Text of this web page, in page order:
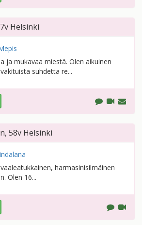
Helsinki
ja mukavaa miestä. Olen aikuinen
suhdetta re...
, 58v Helsinki
harmasinisilmäinen
Olen 16...